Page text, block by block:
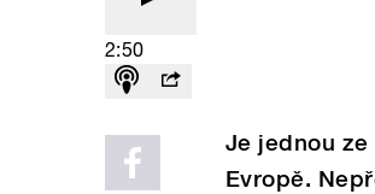
2:50
Je jednou
Evropě.